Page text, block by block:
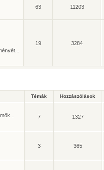
63 11203
19 3284
Témák Hozzászólások
7 1327
3 365